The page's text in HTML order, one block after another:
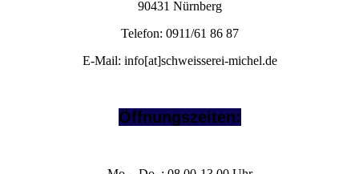
90431 Nürnberg
Telefon: 0911/61 86 87
E-Mail: info[at]schweisserei-michel.de
Öffnungszeiten: